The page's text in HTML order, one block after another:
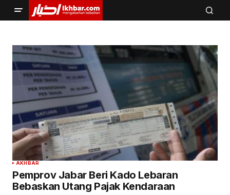
AKHBAR
Pemprov Jabar Beri Kado Lebaran
Bebaskan Utang Pajak Kendaraan